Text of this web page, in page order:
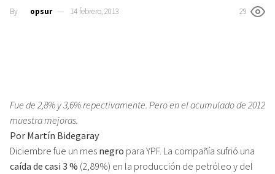
By opsur 14 febrero, 2013 29
Fue de 2,8% y 3,6% repectivamente. Pero en el acumulado de 2012
muestra mejoras.
Por Martín Bidegaray
Diciembre fue un mes negro para YPF. La compañía sufrió una
caída de casi 3 % (2,89%) en la producción de petróleo y del